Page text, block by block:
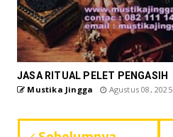
JASA RITUAL PELET PENGASIH
Mustika Jingga Agustus 08, 2025